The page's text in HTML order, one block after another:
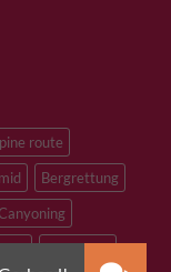
route
Bergrettung
Flying Fox